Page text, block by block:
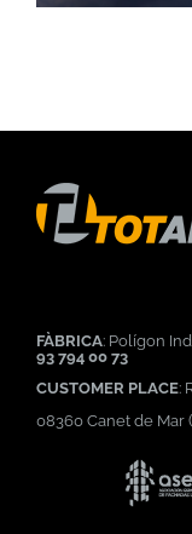
FÀBRICA: Polígon
93 794 00 73
CUSTOMER PLACE:
08360 Canet de Mar